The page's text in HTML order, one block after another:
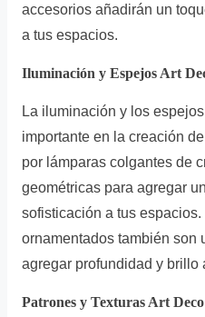
accesorios añadirán un
a tus espacios.
Iluminación y Espejos Art
La iluminación y los
importante en la creación
por lámparas colgantes de
geométricas para agregar
sofisticación a tus
ornamentados también son
agregar profundidad y brillo
Patrones y Texturas Art Deco